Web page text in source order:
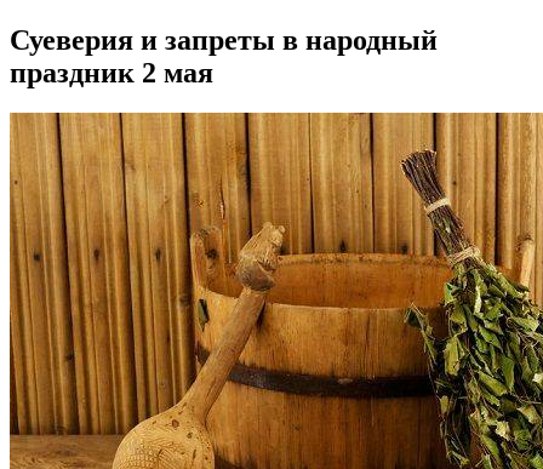
Суеверия и запреты в народный
праздник 2 мая